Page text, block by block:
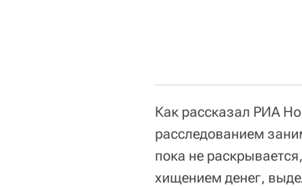
Как рассказал РИА
расследованием
пока не
хищением денег,